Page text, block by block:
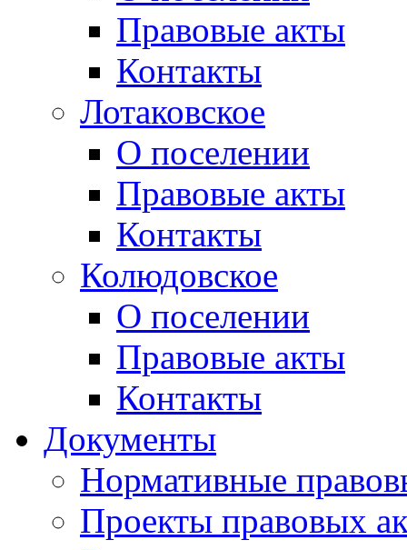
Правовые акты
Контакты
Лотаковское
О поселении
Правовые акты
Контакты
Колюдовское
О поселении
Правовые акты
Контакты
Документы
Нормативные
Проекты правовых